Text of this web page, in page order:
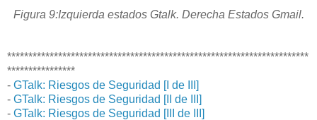
Figura 9:Izquierda estados Gtalk. Derecha Estados Gmail.
***********************************************************************
****************
- GTalk: Riesgos de Seguridad [I de III]
- GTalk: Riesgos de Seguridad [II de III]
- GTalk: Riesgos de Seguridad [III de III]